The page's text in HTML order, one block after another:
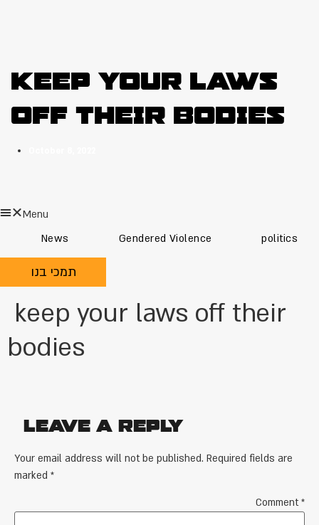
keep your laws
off their bodies
Menu
News
Gendered Violence politics
תמכי בנו
keep your laws off their
bodies
Leave a Reply
Your email address will not be published. Required fields are
marked *
Comment*